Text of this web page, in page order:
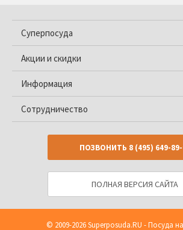
Суперпосуда
Акции и скидки
Информация
Сотрудничество
ПОЗВОНИТЬ 8 (495) 649-
ПОЛНАЯ ВЕРСИЯ САЙТА
© 2009-2026Superposuda.RU - Посуда